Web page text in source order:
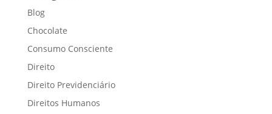
Blog
Chocolate
Consumo Consciente
Direito
Direito Previdenciário
Direitos Humanos